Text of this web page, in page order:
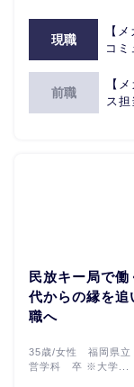
現職
【
コミ
前職
【
ス
民放キー局で
代からの縁を
職へ
35歳/女性 福岡県立
営学科 卒 ※大学...